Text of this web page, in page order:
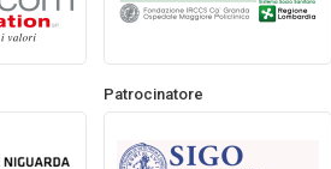
Patrocinatore